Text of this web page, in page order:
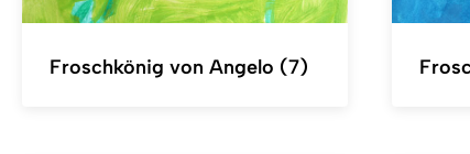
Froschkönig von Angelo (7)